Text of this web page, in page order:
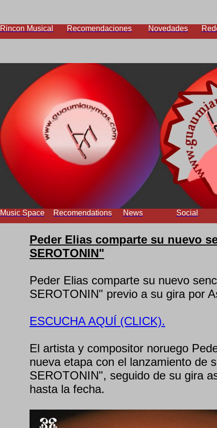
Rincon Musical Recomendaciones Novedades
Music Space Recomendations News Social
Peder Elias comparte su nuevo
SEROTONIN"
Peder Elias comparte su nuevo
SEROTONIN" previo a su gira por
ESCUCHA AQUÍ (CLICK).
El artista y compositor noruego
nueva etapa con el lanzamiento de
SEROTONIN", seguido de su gira
hasta la fecha.